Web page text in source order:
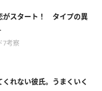
がスタート！ タイプの異
7考察
くれない彼氏。うまくいく